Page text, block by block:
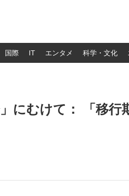
国際 IT エンタメ 科学・文化
にむけて： 「移